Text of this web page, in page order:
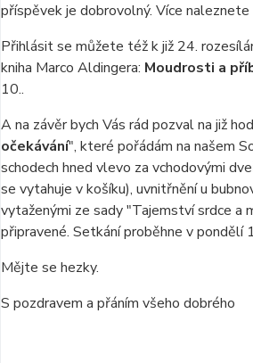
příspěvek je dobrovolný. Více naleznete
Přihlásit se můžete též k již 24.
kniha Marco Aldingera: Moudrosti a
10..
A na závěr bych Vás rád pozval na již
očekávání", které pořádám na našem
schodech hned vlevo za vchodovými
se vytahuje v košíku), uvnitřnění u
vytaženými ze sady "Tajemství srdce
připravené. Setkání proběhne v pondělí
Mějte se hezky.
S pozdravem a přáním všeho dobrého